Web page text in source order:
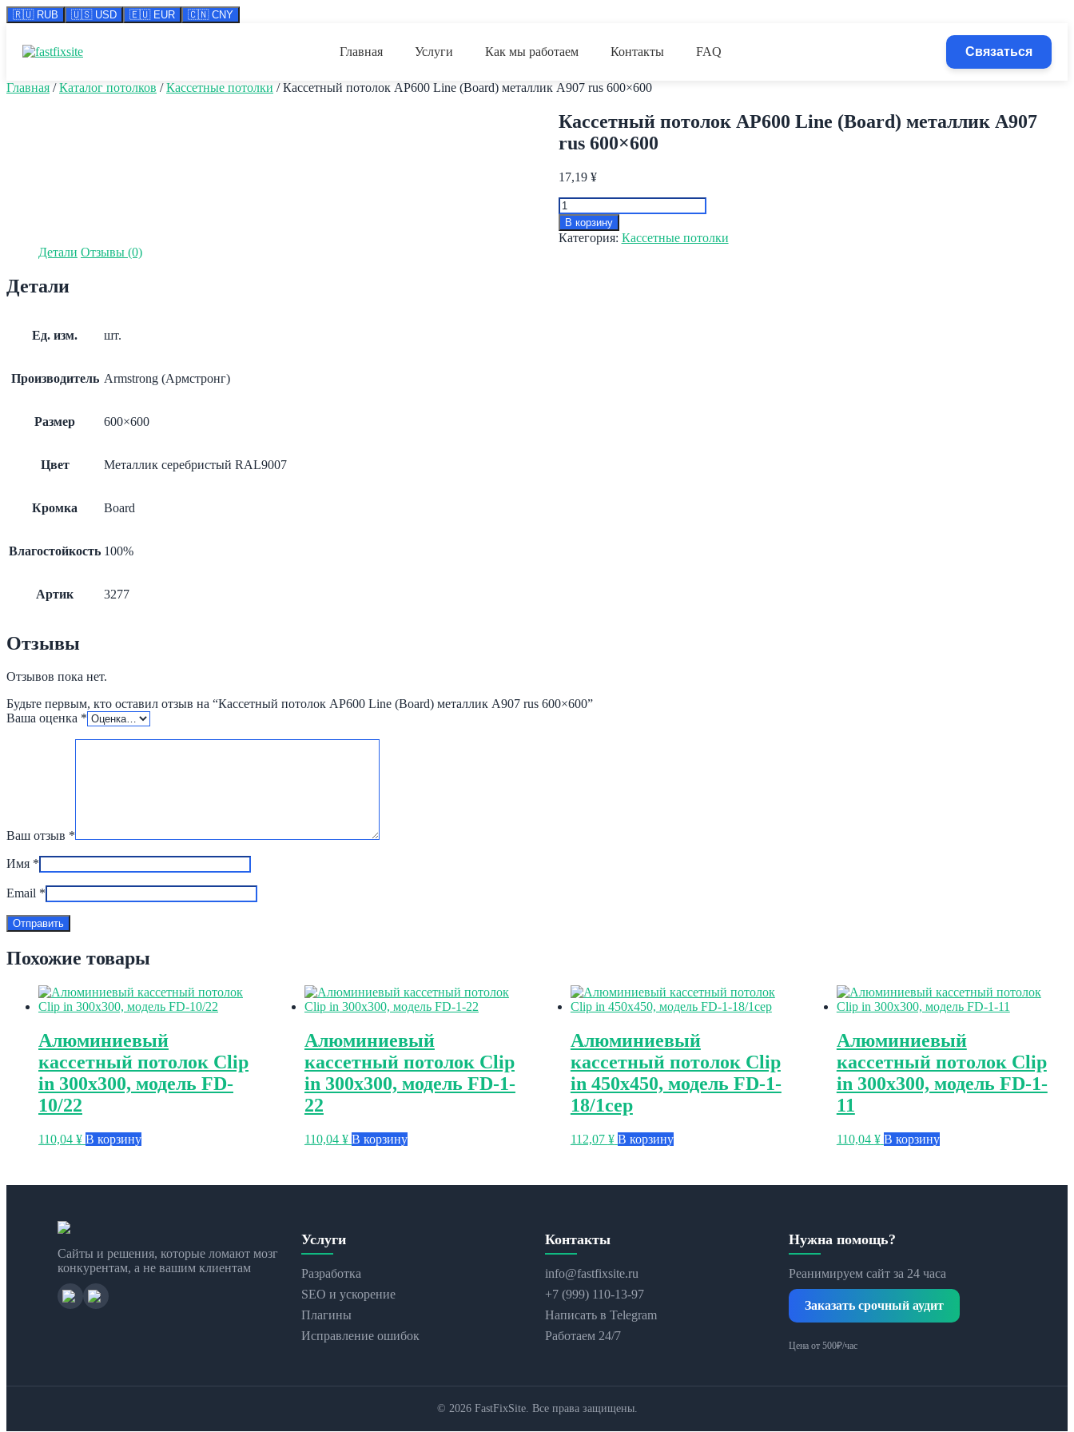
🇷🇺 RUB 🇺🇸 USD 🇪🇺 EUR 🇨🇳 CNY
содержимому
Главная Услуги Как мы работаем Контакты FAQ Связаться
Главная /Каталог потолков /Кассетные потолки / Кассетный потолок AP600 Line (Board) металлик А907 rus 600×600
Кассетный потолок AP600 Line (Board) металлик А907
rus 600×600
17,19 ¥
Количество
товара
Кассетный
потолок
В корзину
Категория: Кассетные потолки
Детали Отзывы (0)
Детали
Ед. изм. шт.
Производитель Armstrong (Армстронг)
Размер 600×600
Цвет Металлик серебристый RAL9007
Кромка Board
Влагостойкость 100%
Артик 3277
Отзывы
Отзывов пока нет.
Будьте первым, кто оставил отзыв на “Кассетный потолок AP600 Line (Board) металлик А907 rus 600×600”
Ваша оценка *
Ваш отзыв *
Имя *
Email *
Похожие товары
Алюминиевый
кассетный потолок Clip
in 300х300, модель FD-
10/22
110,04 ¥ В корзину
Алюминиевый
кассетный потолок Clip
in 300х300, модель FD-1-
22
110,04 ¥ В корзину
Алюминиевый
кассетный потолок Clip
in 450х450, модель FD-1-
18/1сер
112,07 ¥ В корзину
Алюминиевый
кассетный потолок Clip
in 300х300, модель FD-1-
11
110,04 ¥ В корзину
Сайты и решения, которые ломают мозг
конкурентам, а не вашим клиентам
Услуги
Разработка
SEO и ускорение
Плагины
Исправление ошибок
Контакты
info@fastfixsite.ru
+7 (999) 110-13-97
Написать в Telegram
Работаем 24/7
Нужна помощь?
Реанимируем сайт за 24 часа
Заказать срочный аудит
Цена от 500₽/час
© 2026 FastFixSite. Все права защищены.